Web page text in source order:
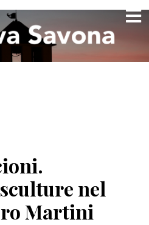
nel
Martini